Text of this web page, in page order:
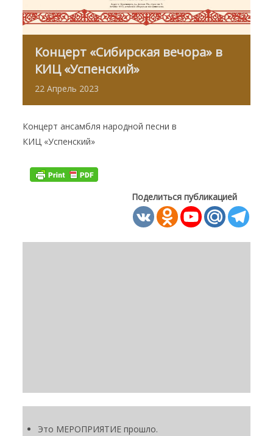
Концерт «Сибирская вечора» в
КИЦ «Успенский»
22 Апрель 2023
Концерт ансамбля народной песни в
КИЦ «Успенский»
Поделиться публикацией
Это МЕРОПРИЯТИЕ прошло.